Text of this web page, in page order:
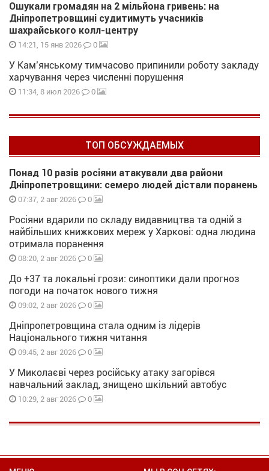
Ошукали громадян на 2 мільйона гривень: на
Дніпропетровщині судитимуть учасників
шахрайського колл-центру
14:21, 15 янв 2026 0
У Кам’янському тимчасово припинили роботу закладу
харчування через численні порушення
11:34, 8 июл 2026 0
ТОП ОБСУЖДАЕМЫХ
Понад 10 разів росіяни атакували два райони
Дніпропетровщини: семеро людей дістали поранень
07:37, 2 авг 2026 0
Росіяни вдарили по складу видавництва та одній з
найбільших книжкових мереж у Харкові: одна людина
отримала поранення
08:20, 2 авг 2026 0
До +37 та локальні грози: синоптики дали прогноз
погоди на початок нового тижня
09:02, 2 авг 2026 0
Дніпропетровщина стала одним із лідерів
Національного тижня читання
09:45, 2 авг 2026 0
У Миколаєві через російську атаку загорівся
навчальний заклад, знищено шкільний автобус
10:29, 2 авг 2026 0